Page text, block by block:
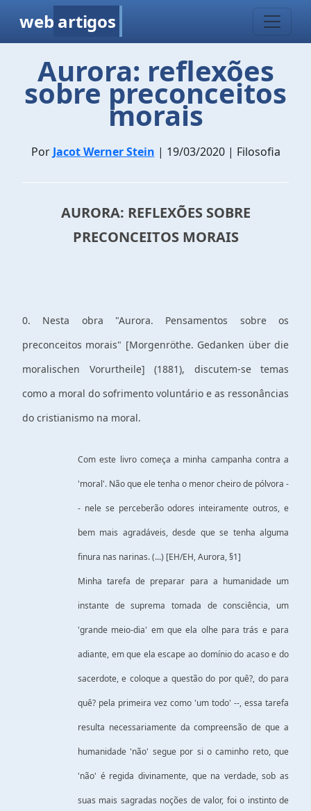
web artigos
Aurora: reflexões
sobre preconceitos
morais
Por Jacot Werner Stein | 19/03/2020 | Filosofia
AURORA: REFLEXÕES SOBRE
PRECONCEITOS MORAIS
0. Nesta obra "Aurora. Pensamentos sobre os
preconceitos morais" [Morgenröthe. Gedanken über die
moralischen Vorurtheile] (1881), discutem-se temas
como a moral do sofrimento voluntário e as ressonâncias
do cristianismo na moral.
Com este livro começa a minha campanha contra a
'moral'. Não que ele tenha o menor cheiro de pólvora -
- nele se perceberão odores inteiramente outros, e
bem mais agradáveis, desde que se tenha alguma
finura nas narinas. (...) [EH/EH, Aurora, §1]
Minha tarefa de preparar para a humanidade um
instante de suprema tomada de consciência, um
'grande meio-dia' em que ela olhe para trás e para
adiante, em que ela escape ao domínio do acaso e do
sacerdote, e coloque a questão do por quê?, do para
quê? pela primeira vez como 'um todo' --, essa tarefa
resulta necessariamente da compreensão de que a
humanidade 'não' segue por si o caminho reto, que
'não' é regida divinamente, que na verdade, sob as
suas mais sagradas noções de valor, foi o instinto de